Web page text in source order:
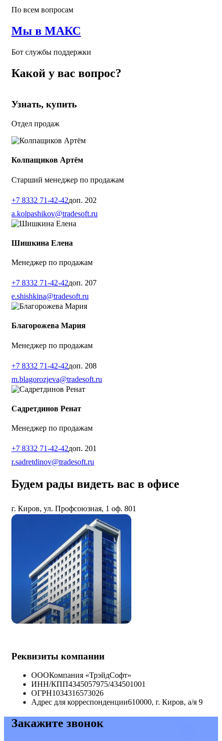
По всем вопросам
Мы в МАКС
Бот службы поддержки
Какой у вас вопрос?
Узнать, купить
Отдел продаж
Колпащиков Артём
Старший менеджер по продажам
+7 8332 71-42-42доп. 202
a.kolpashikov@tradesoft.ru
Шишкина Елена
Менеджер по продажам
+7 8332 71-42-42доп. 207
e.shishkina@tradesoft.ru
Благорожева Мария
Менеджер по продажам
+7 8332 71-42-42доп. 208
m.blagorozjeva@tradesoft.ru
Садретдинов Ренат
Менеджер по продажам
+7 8332 71-42-42доп. 201
r.sadretdinov@tradesoft.ru
Будем рады видеть вас в офисе
г. Киров, ул. Профсоюзная, 1 оф. 801
Реквизиты компании
ОООКомпания «ТрэйдСофт»
ИНН/КПП4345057975/434501001
ОГРН1034316573026
Адрес для корреспонденции610000, г. Киров, а/я 9
Закажите звонок